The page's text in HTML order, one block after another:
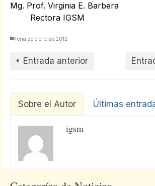
Mg. Prof. Virginia E. Barbera
Rectora IGSM
feria de ciencias 2012
Entrada anterior
Sobre el Autor Últimas
igsm